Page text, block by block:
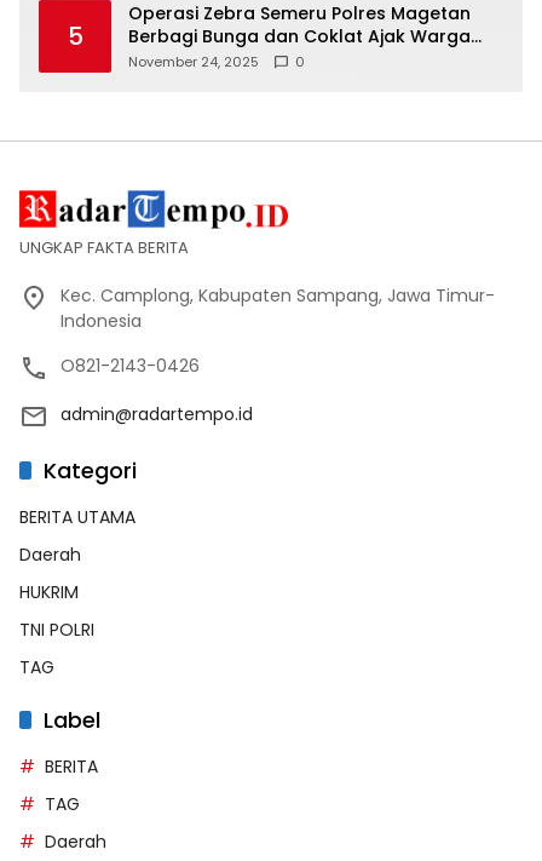
5
Operasi Zebra Semeru Polres Magetan
Berbagi Bunga dan Coklat Ajak Warga
Tertib Lalin
November 24, 2025 0
UNGKAP FAKTA BERITA
Kec. Camplong, Kabupaten Sampang, Jawa Timur-
Indonesia
O821-2143-0426
admin@radartempo.id
Kategori
BERITA UTAMA
Daerah
HUKRIM
TNI POLRI
TAG
Label
BERITA
TAG
Daerah